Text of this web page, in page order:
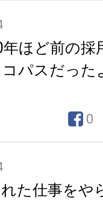
ほど前の採
パスだった
0
れた仕事を